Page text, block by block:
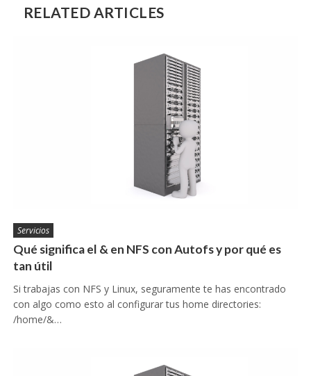
RELATED ARTICLES
Servicios
Qué significa el & en NFS con Autofs y por qué es
tan útil
Si trabajas con NFS y Linux, seguramente te has encontrado
con algo como esto al configurar tus home directories:
/home/&…